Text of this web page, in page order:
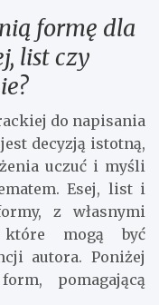
formę dla
list czy
do napisania
decyzją istotną,
uczuć i myśli
Esej, list i
z własnymi
mogą być
autora. Poniżej
pomagającą